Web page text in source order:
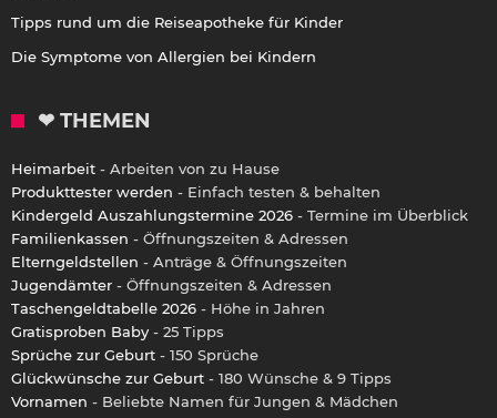
Tipps rund um die Reiseapotheke für Kinder
Die Symptome von Allergien bei Kindern
❤ THEMEN
Heimarbeit - Arbeiten von zu Hause
Produkttester werden - Einfach testen & behalten
Kindergeld Auszahlungstermine 2026 - Termine im Überblick
Familienkassen - Öffnungszeiten & Adressen
Elterngeldstellen - Anträge & Öffnungszeiten
Jugendämter - Öffnungszeiten & Adressen
Taschengeldtabelle 2026 - Höhe in Jahren
Gratisproben Baby - 25 Tipps
Sprüche zur Geburt - 150 Sprüche
Glückwünsche zur Geburt - 180 Wünsche & 9 Tipps
Vornamen - Beliebte Namen für Jungen & Mädchen